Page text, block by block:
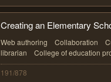
Creating an Elementary
Web authoring Collaboration
librarian College of education
191/878